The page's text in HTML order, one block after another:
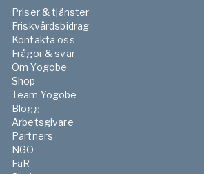
Priser & tjänster
Friskvårdsbidrag
Kontakta oss
Frågor & svar
Om Yogobe
Shop
Team Yogobe
Blogg
Arbetsgivare
Partners
NGO
FaR